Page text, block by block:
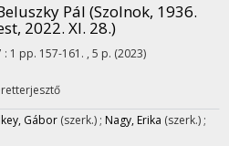
Pál (Szolnok, 1936.
2022. XI. 28.)
: 1 pp. 157-161. , 5 p. (2023)
Gábor (szerk.) ; Nagy, Erika (szerk.) ;